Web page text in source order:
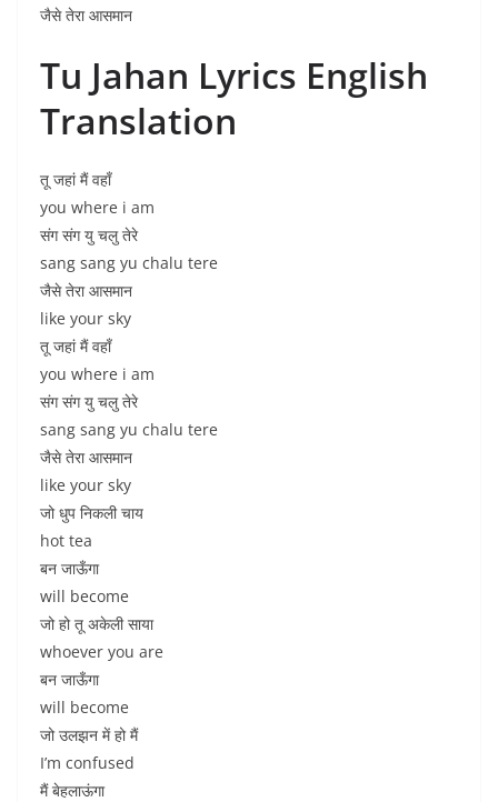
जैसे तेरा आसमान
Tu Jahan Lyrics English
Translation
तू जहां मैं वहाँ
you where i am
संग संग यु चलु तेरे
sang sang yu chalu tere
जैसे तेरा आसमान
like your sky
तू जहां मैं वहाँ
you where i am
संग संग यु चलु तेरे
sang sang yu chalu tere
जैसे तेरा आसमान
like your sky
जो धुप निकली चाय
hot tea
बन जाऊँगा
will become
जो हो तू अकेली साया
whoever you are
बन जाऊँगा
will become
जो उलझन में हो मैं
I’m confused
मैं बेहलाऊंगा